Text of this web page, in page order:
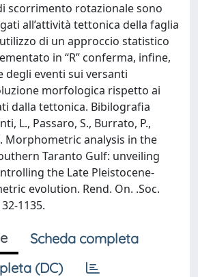
scorrimento rotazionale sono
all’attività tettonica della faglia
di un approccio statistico
in “R” conferma, infine,
degli eventi sui versanti
morfologica rispetto ai
dalla tettonica. Bibilografia
L., Passaro, S., Burrato, P.,
Morphometric analysis in the
Taranto Gulf: unveiling
the Late Pleistocene-
evolution. Rend. On. .Soc.
1135.
Scheda completa
(DC)